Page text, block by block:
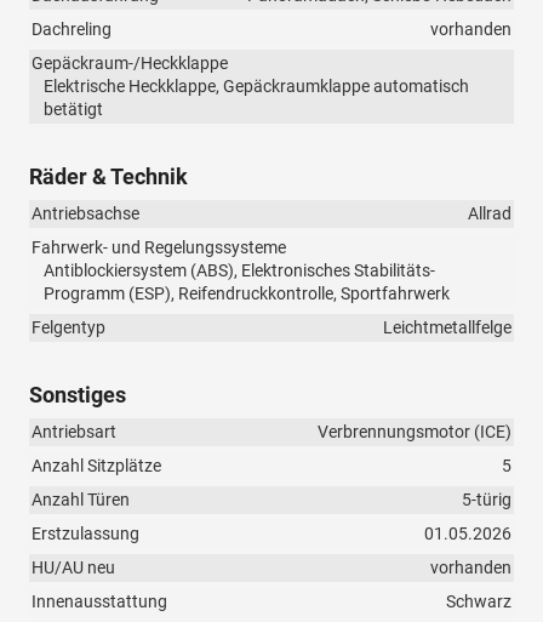
Dachreling
vorhanden
Gepäckraum-/Heckklappe
Elektrische Heckklappe, Gepäckraumklappe automatisch
betätigt
Räder & Technik
Antriebsachse
Allrad
Fahrwerk- und Regelungssysteme
Antiblockiersystem (ABS), Elektronisches Stabilitäts-
Programm (ESP), Reifendruckkontrolle, Sportfahrwerk
Felgentyp
Leichtmetallfelge
Sonstiges
Antriebsart
Verbrennungsmotor (ICE)
Anzahl Sitzplätze
5
Anzahl Türen
5-türig
Erstzulassung
01.05.2026
HU/AU neu
vorhanden
Innenausstattung
Schwarz